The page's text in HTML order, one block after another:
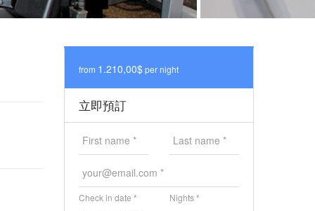
from 1.210,00$per night
立即預訂
Check in date * Nights *